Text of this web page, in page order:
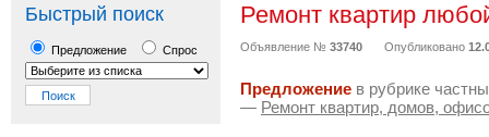
Быстрый поиск
Предложение Спрос
Ремонт квартир
Объявление № 33740 Опубликовано
Предложение в рубрике
— Ремонт квартир, домов,